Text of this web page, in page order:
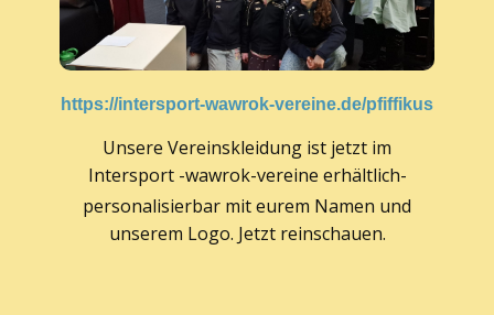
https://intersport-wawrok-vereine.de/pfiffikus
Unsere Vereinskleidung ist jetzt im
Intersport -wawrok-vereine erhältlich-
personalisierbar mit eurem Namen und
unserem Logo. Jetzt reinschauen.